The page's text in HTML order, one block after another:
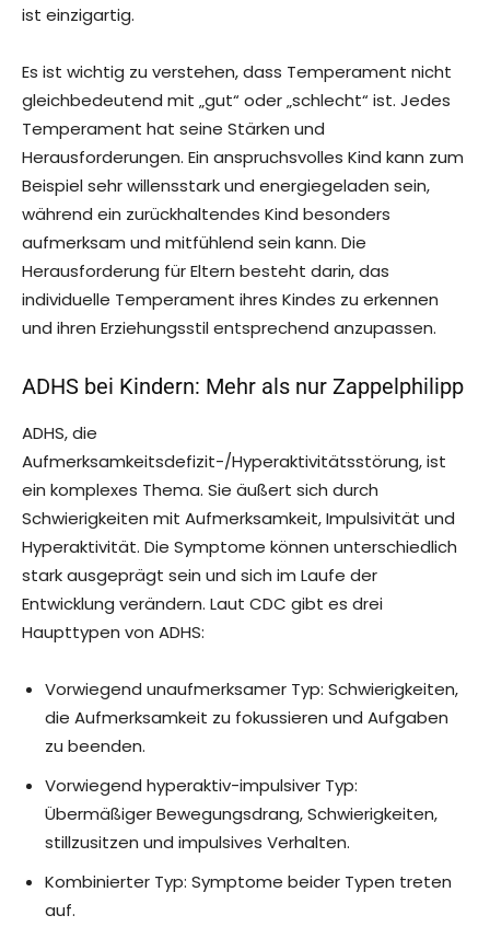
ist einzigartig.
Es ist wichtig zu verstehen, dass Temperament nicht
gleichbedeutend mit „gut“ oder „schlecht“ ist. Jedes
Temperament hat seine Stärken und
Herausforderungen. Ein anspruchsvolles Kind kann zum
Beispiel sehr willensstark und energiegeladen sein,
während ein zurückhaltendes Kind besonders
aufmerksam und mitfühlend sein kann. Die
Herausforderung für Eltern besteht darin, das
individuelle Temperament ihres Kindes zu erkennen
und ihren Erziehungsstil entsprechend anzupassen.
ADHS bei Kindern: Mehr als nur Zappelphilipp
ADHS, die
Aufmerksamkeitsdefizit-/Hyperaktivitätsstörung, ist
ein komplexes Thema. Sie äußert sich durch
Schwierigkeiten mit Aufmerksamkeit, Impulsivität und
Hyperaktivität. Die Symptome können unterschiedlich
stark ausgeprägt sein und sich im Laufe der
Entwicklung verändern. Laut CDC gibt es drei
Haupttypen von ADHS:
Vorwiegend unaufmerksamer Typ: Schwierigkeiten,
die Aufmerksamkeit zu fokussieren und Aufgaben
zu beenden.
Vorwiegend hyperaktiv-impulsiver Typ:
Übermäßiger Bewegungsdrang, Schwierigkeiten,
stillzusitzen und impulsives Verhalten.
Kombinierter Typ: Symptome beider Typen treten
auf.